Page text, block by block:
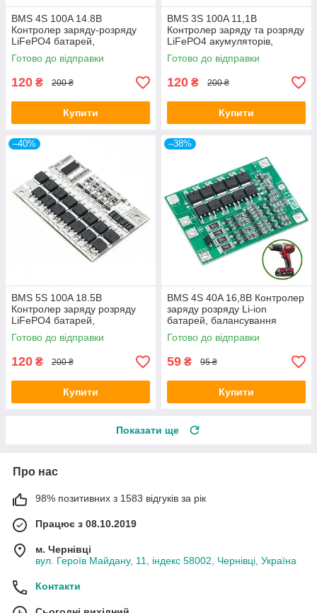
BMS 4S 100A 14.8В
Контролер заряду-розряду
LiFePO4 батарей,
балансування
Готово до відправки
120 ₴ 200 ₴
Купити
BMS 3S 100A 11,1В
Контролер заряду та розряду
LiFePO4 акумуляторів,
балансування
Готово до відправки
120 ₴ 200 ₴
Купити
–40%
BMS 5S 100A 18.5В
Контролер заряду розряду
LiFePO4 батарей,
балансування
Готово до відправки
120 ₴ 200 ₴
Купити
–38%
BMS 4S 40A 16,8В Контролер
заряду розряду Li-ion
батарей, балансування
Готово до відправки
59 ₴ 95 ₴
Купити
Показати ще
Про нас
98% позитивних з 1583 відгуків за рік
Працює з 08.10.2019
м. Чернівці
вул. Героїв Майдану, 11, індекс 58002, Чернівці, Україна
Контакти